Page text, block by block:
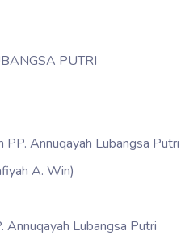
PUTRI
PP. Annuqayah Lubangsa Putri
A. Win)
Annuqayah Lubangsa Putri